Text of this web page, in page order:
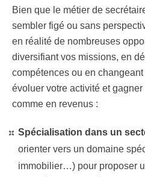
Bien que le métier de
sembler figé ou sans
en réalité de nombreuses
diversifiant vos missions, en
compétences ou en
évoluer votre activité et
comme en revenus :
Spécialisation dans un
orienter vers un domaine
immobilier…) pour proposer